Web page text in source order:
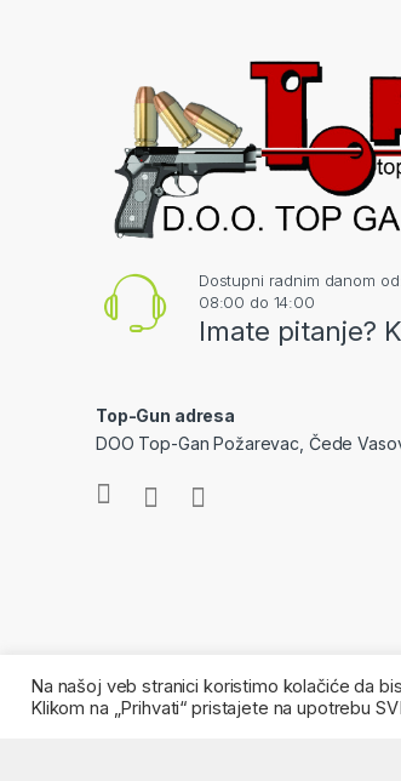
Dostupni radnim danom
08:00 do 14:00
Imate pitanje?
Top-Gun adresa
DOO Top-Gan Požarevac, Čede
© Top Gun doo- Sva Prava Zadržana
Na našoj veb stranici koristimo kolačiće da
Klikom na „Prihvati“ pristajete na upotrebu